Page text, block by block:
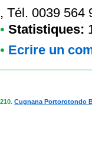
, Tél. 0039 564
• Statistiques:
• Ecrire un
210. Cugnana Portorotondo